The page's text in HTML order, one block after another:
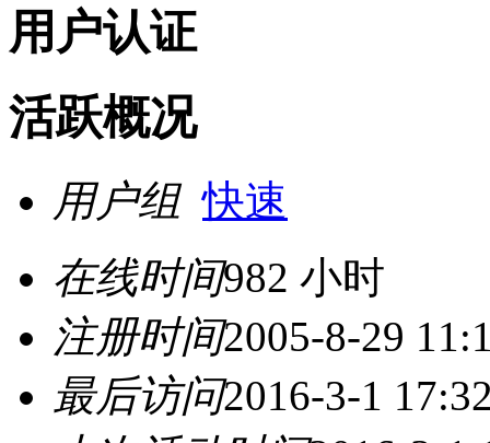
用户认证
活跃概况
用户组快速
在线时间982 小时
注册时间2005-8-29
最后访问2016-3-1